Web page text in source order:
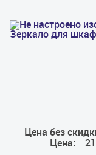
Зеркало для
Цена без
Цена: